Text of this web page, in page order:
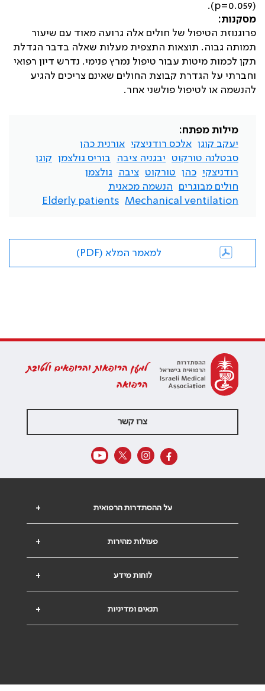
(
p=0.059
).
מסקנות:
פרוגנוזת הטיפול של חולים אלה גרועה מאוד עם שיעור
תמותה גבוה. תוצאות התצפית מעלות שאלה בדבר הגדלת
תקן לכמות מיטות עבור טיפול נמרץ פנימי. נדרש דיון רפואי
וחברתי על הגדרת קבוצת החולים שאינם צריכים להגיע
להנשמה או לטיפול פולשני אחר.
מילות מפתח:
יעקב קוגן אלכס רודניצקי אורנית כהן
סבטלנה טורקוט
יבגניה ציבה בוריס גולצמן
קוגן
רודניצקי כהן טורקוט ציבה
גולצמן
חולים מבוגרים
הנשמה מכאנית
Mechanical ventilation
Elderly patients
למאמר המלא (PDF)
למען הרופאות והרופאים ולטובת
הרפואה
צרו קשר
+ על ההסתדרות הרפואית
+ פעולות מהירות
+ לוחות מידע
+ תנאים ומדיניות